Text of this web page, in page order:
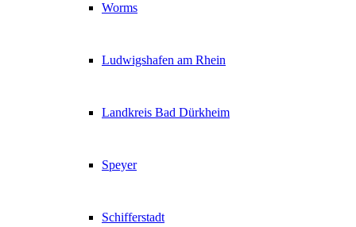
Worms
Ludwigshafen am Rhein
Landkreis Bad Dürkheim
Speyer
Schifferstadt